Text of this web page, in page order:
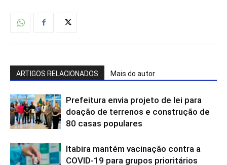
ARTIGOS RELACIONADOS Mais do autor
Prefeitura envia projeto de lei para
doação de terrenos e construção de
80 casas populares
Itabira mantém vacinação contra a
COVID-19 para grupos prioritários